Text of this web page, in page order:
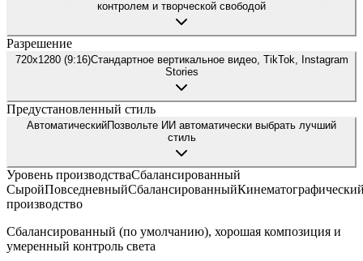
контролем и творческой свободой
Разрешение
720x1280 (9:16)Стандартное вертикальное видео, TikTok, Instagram
Stories
Предустановленный стиль
АвтоматическийПозвольте ИИ автоматически выбрать лучший
стиль
Уровень производстваСбалансированный
СыройПовседневныйСбалансированный
производство
Сбалансированный (по умолчанию), хорошая композиция и
умеренный контроль света